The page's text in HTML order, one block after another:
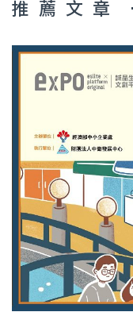
推薦文章